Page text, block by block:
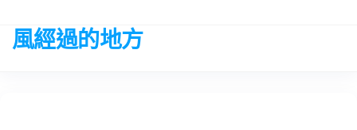
the
風經過的地方